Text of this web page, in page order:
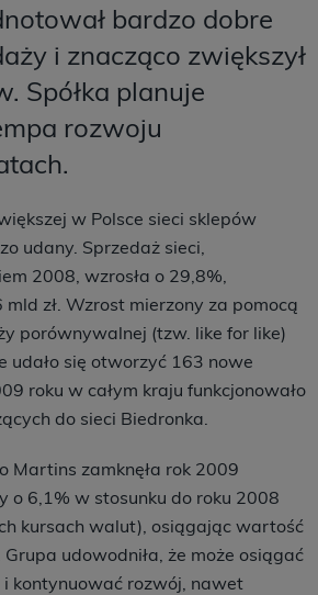
bardzo dobre
i znacząco zwiększył
Spółka planuje
rozwoju
w Polsce sieci sklepów
udany. Sprzedaż sieci,
2008, wzrosła o 29,8%,
zł. Wzrost mierzony za pomocą
porównywalnej (tzw. like for like)
udało się otworzyć 163 nowe
roku w całym kraju funkcjonowało
do sieci Biedronka.
Martins zamknęła rok 2009
o 6,1% w stosunku do roku 2008
kursach walut), osiągając wartość
udowodniła, że może osiągać
i kontynuować rozwój, nawet